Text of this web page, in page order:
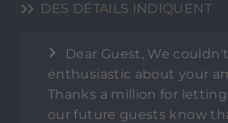
DES DÉTAILS INDIQUENT
Dear Guest, We
enthusiastic about your
Thanks a million for letting
our future guests know